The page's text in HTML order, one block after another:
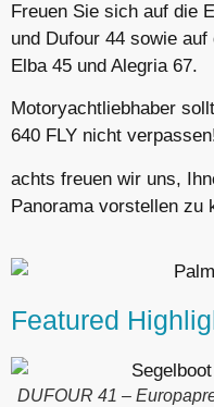
Freuen Sie sich auf die
und Dufour 44 sowie
Elba 45 und Alegria 67.
Motoryachtliebhaber
640 FLY nicht
achts freuen wir uns,
Panorama vorstellen zu
Featured
DUFOUR 41 –